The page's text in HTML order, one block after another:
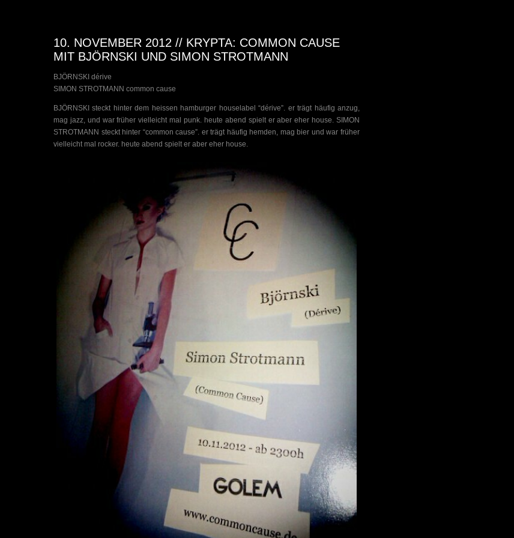
10. NOVEMBER 2012 // KRYPTA: COMMON CAUSE
MIT BJÖRNSKI UND SIMON STROTMANN
BJÖRNSKI dérive
SIMON STROTMANN common cause
BJÖRNSKI steckt hinter dem heissen hamburger houselabel “dérive”. er trägt häufig anzug,
mag jazz, und war früher vielleicht mal punk. heute abend spielt er aber eher house. SIMON
STROTMANN steckt hinter “common cause”. er trägt häufig hemden, mag bier und war früher
vielleicht mal rocker. heute abend spielt er aber eher house.